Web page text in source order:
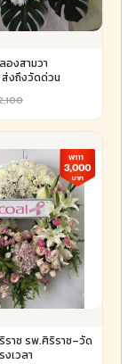
งสามวา
ส่งถึงวัดด่วน
าช รพ.ศิริราช–วัด
เวลา